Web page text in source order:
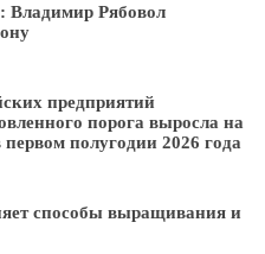
Владимир Рябовол
предприятий
порога выросла на
полугодии 2026 года
способы выращивания и